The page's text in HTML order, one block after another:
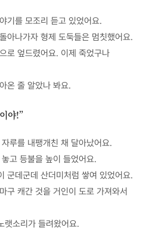
기를 모조리 듣고 있었어요.
아나가자 형제 도둑들은 멈칫했어요.
로 엎드렸어요. 이제 죽었구나
온 줄 알았나 봐요.
야!”
루를 내팽개친 채 달아났어요.
고 등불을 높이 들었어요.
군데군데 산더미처럼 쌓여 있었어요.
구 캐간 것을 거인이 도로 가져와서
랫소리가 들려왔어요.